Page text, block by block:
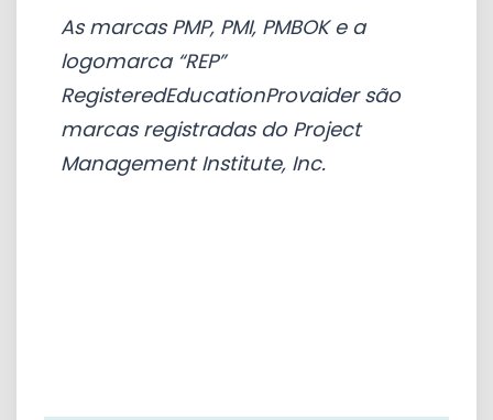
As marcas PMP, PMI, PMBOK e a
logomarca “REP”
RegisteredEducationProvaider são
marcas registradas do Project
Management Institute, Inc.